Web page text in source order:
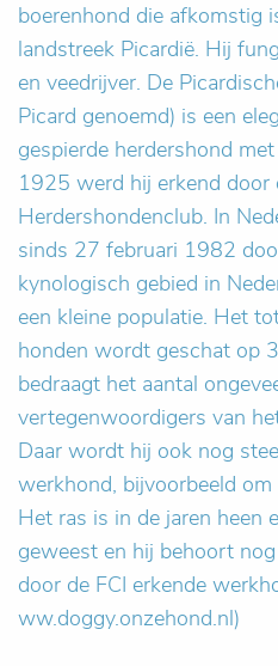
boerenhond die afkomstig
landstreek Picardië. Hij
en veedrijver. De
Picard genoemd) is een
gespierde herdershond
1925 werd hij erkend door
Herdershondenclub. In
sinds 27 februari 1982
kynologisch gebied in
een kleine populatie. Het
honden wordt geschat op
bedraagt het aantal
vertegenwoordigers van
Daar wordt hij ook nog
werkhond, bijvoorbeeld
Het ras is in de jaren heen
geweest en hij behoort
door de FCI erkende
ww.doggy.onzehond.nl)